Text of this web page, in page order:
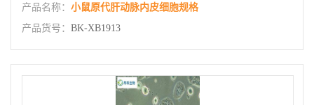
产品名称： 小鼠原代肝动脉内皮细胞规格
产品货号： BK-XB1913